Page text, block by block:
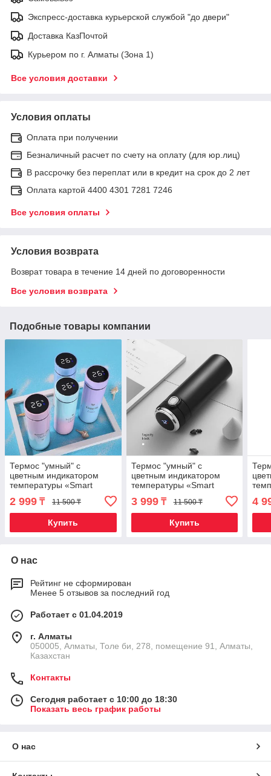
Экспресс-доставка курьерской службой "до двери"
Доставка КазПочтой
Курьером по г. Алматы (Зона 1)
Все условия доставки
Условия оплаты
Оплата при получении
Безналичный расчет по счету на оплату (для юр.лиц)
В рассрочку без переплат или в кредит на срок до 2 лет
Оплата картой 4400 4301 7281 7246
Все условия оплаты
Условия возврата
Возврат товара в течение 14 дней по договоренности
Все условия возврата
Подобные товары компании
Термос "умный" с
цветным индикатором
температуры «Smart
Termo Module» (Розово-
голубой / 420 мл)
2 999 ₸ 11 500 ₸
Купить
Термос "умный" с
цветным индикатором
температуры «Smart
Termo Module» (Черный /
420 мл)
3 999₸ 11 500 ₸
Купить
4
О нас
Рейтинг не сформирован
Менее 5 отзывов за последний год
Работает с 01.04.2019
г. Алматы
050005, Алматы, Толе би, 278, помещение 91, Алматы,
Казахстан
Контакты
Сегодня работает с 10:00 до 18:30
Показать весь график работы
О нас